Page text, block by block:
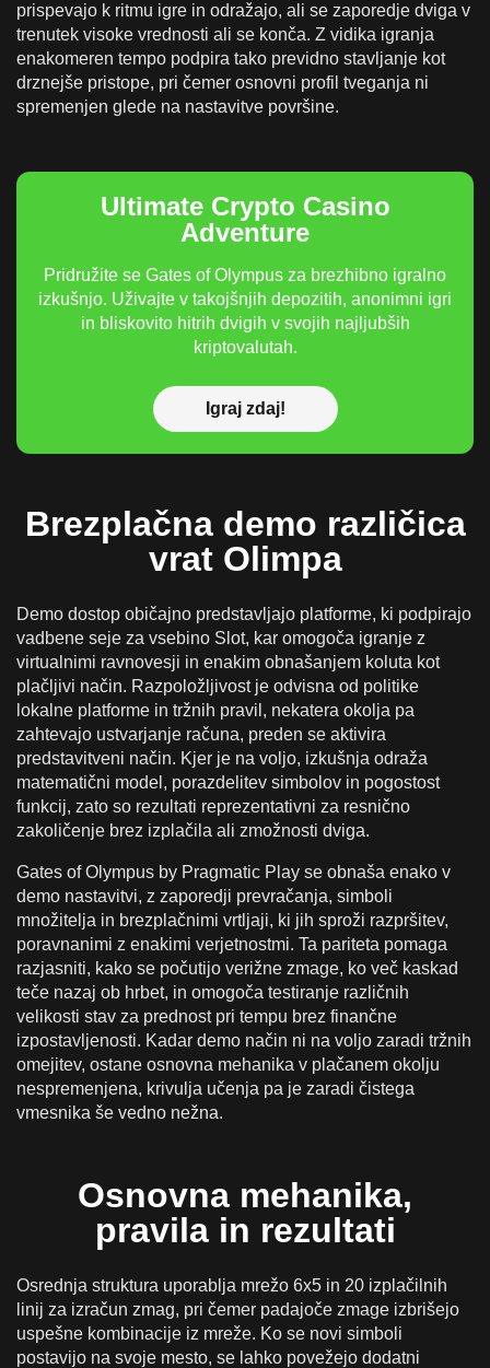
prispevajo k ritmu igre in odražajo, ali se zaporedje dviga v
trenutek visoke vrednosti ali se konča. Z vidika igranja
enakomeren tempo podpira tako previdno stavljanje kot
drznejše pristope, pri čemer osnovni profil tveganja ni
spremenjen glede na nastavitve površine.
Ultimate Crypto Casino
Adventure
Pridružite se Gates of Olympus za brezhibno igralno
izkušnjo. Uživajte v takojšnjih depozitih, anonimni igri
in bliskovito hitrih dvigih v svojih najljubših
kriptovalutah.
Igraj zdaj!
Brezplačna demo različica
vrat Olimpa
Demo dostop običajno predstavljajo platforme, ki podpirajo
vadbene seje za vsebino Slot, kar omogoča igranje z
virtualnimi ravnovesji in enakim obnašanjem koluta kot
plačljivi način. Razpoložljivost je odvisna od politike
lokalne platforme in tržnih pravil, nekatera okolja pa
zahtevajo ustvarjanje računa, preden se aktivira
predstavitveni način. Kjer je na voljo, izkušnja odraža
matematični model, porazdelitev simbolov in pogostost
funkcij, zato so rezultati reprezentativni za resnično
zakoličenje brez izplačila ali zmožnosti dviga.
Gates of Olympus by Pragmatic Play se obnaša enako v
demo nastavitvi, z zaporedji prevračanja, simboli
množitelja in brezplačnimi vrtljaji, ki jih sproži razpršitev,
poravnanimi z enakimi verjetnostmi. Ta pariteta pomaga
razjasniti, kako se počutijo verižne zmage, ko več kaskad
teče nazaj ob hrbet, in omogoča testiranje različnih
velikosti stav za prednost pri tempu brez finančne
izpostavljenosti. Kadar demo način ni na voljo zaradi tržnih
omejitev, ostane osnovna mehanika v plačanem okolju
nespremenjena, krivulja učenja pa je zaradi čistega
vmesnika še vedno nežna.
Osnovna mehanika,
pravila in rezultati
Osrednja struktura uporablja mrežo 6x5 in 20 izplačilnih
linij za izračun zmag, pri čemer padajoče zmage izbrišejo
uspešne kombinacije iz mreže. Ko se novi simboli
postavijo na svoje mesto, se lahko povežejo dodatni